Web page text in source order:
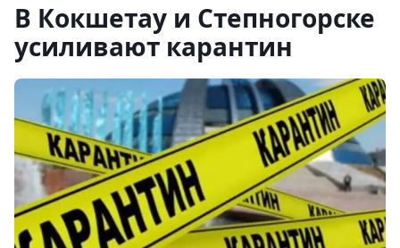
В Кокшетау и Степногорске
усиливают карантин